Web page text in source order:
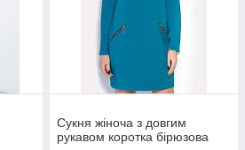
Сукня жіноча з довгим
рукавом коротка бірюзова